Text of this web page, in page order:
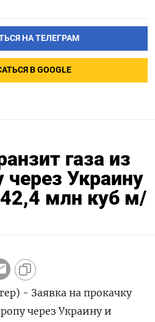
НА ТЕЛЕГРАМ
В GOOGLE
газа из
Украину
млн куб м/
- Заявка на прокачку
через Украину и